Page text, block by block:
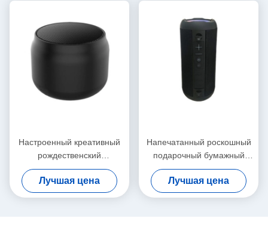
Настроенный креативный
рождественский
подарочный пакет из
бумажной бумаги с вашим
логотипом для
Лучшая цена
Напечатанный роскошный
подарочный бумажный
пакет для покупок
Лучшая цена